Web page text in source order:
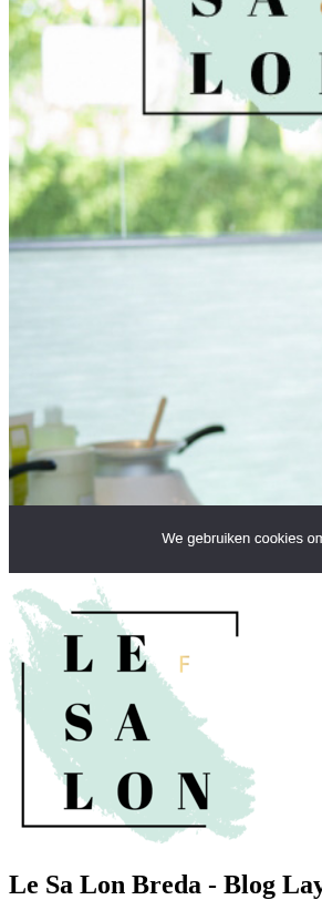
Le Sa Lon Breda - Blog